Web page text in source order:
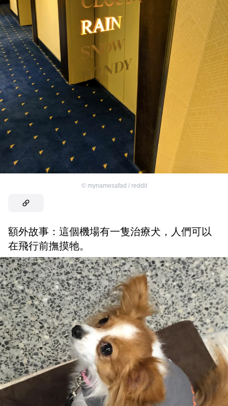
© mynamesafad / reddit
額外故事：這個機場有一隻治療犬，人們可以
在飛行前撫摸牠。